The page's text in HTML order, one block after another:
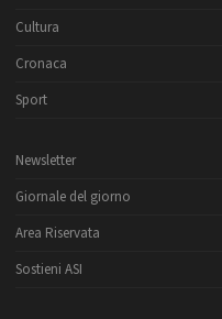
Cultura
Cronaca
Sport
Newsletter
Giornale del giorno
Area Riservata
Sostieni ASI